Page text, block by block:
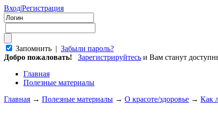
Вход|Регистрация
Запомнить | Забыли пароль?
Добро пожаловать!
Зарегистрируйтесь и Вам станут
Главная
Полезные материалы
Главная → Полезные материалы → О красоте/здоровье → Как